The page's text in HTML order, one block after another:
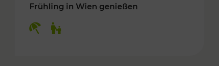
Frühling in Wien genießen